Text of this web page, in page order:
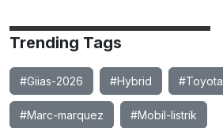
Trending Tags
#Giias-2026 #Hybrid #Toyota
#Marc-marquez #Mobil-listrik